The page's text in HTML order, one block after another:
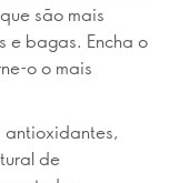
são mais
e bagas. Encha o
o o mais
antioxidantes,
de